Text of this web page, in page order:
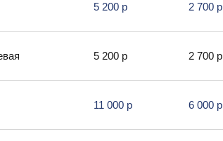
5 200 р 2 700 р
5 200 р 2 700 р
11 000 р 6 000 р